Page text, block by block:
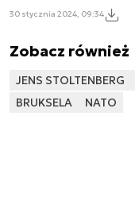
30 stycznia 2024, 09:34
Zobacz również
JENS STOLTENBERG
BRUKSELA
NATO